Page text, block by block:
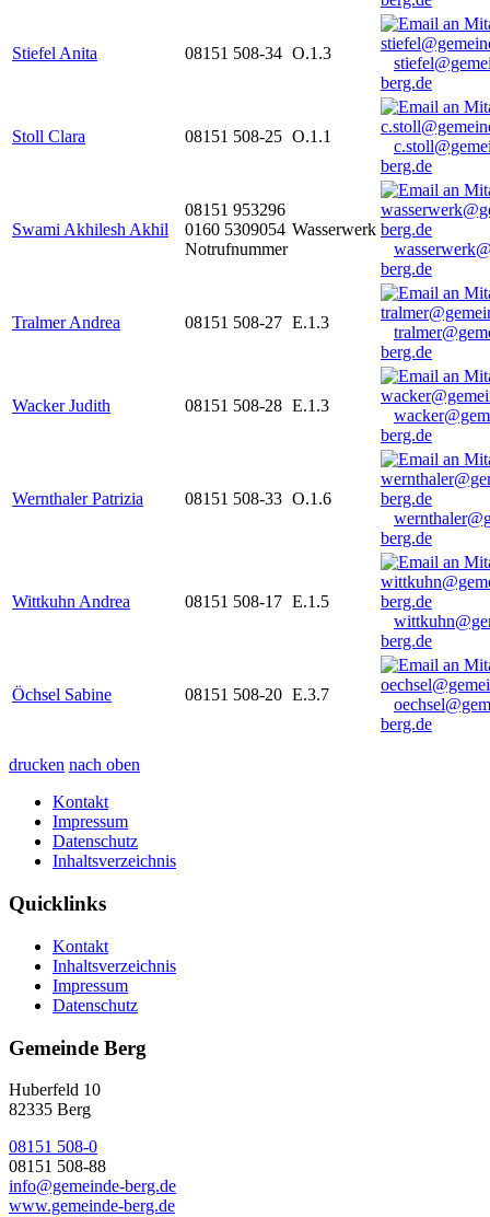
Stiefel Anita 08151 508-34 O.1.3
berg.de
Stoll Clara 08151 508-25 O.1.1
berg.de
Swami Akhilesh Akhil
08151 953296
0160 5309054
Notrufnummer
Wasserwerk
berg.de
Tralmer Andrea 08151 508-27 E.1.3
berg.de
Wacker Judith 08151 508-28 E.1.3
berg.de
Wernthaler Patrizia 08151 508-33 O.1.6
berg.de
Wittkuhn Andrea 08151 508-17 E.1.5
berg.de
Öchsel Sabine 08151 508-20 E.3.7
berg.de
drucken nach oben
Kontakt
Impressum
Datenschutz
Inhaltsverzeichnis
Quicklinks
Kontakt
Inhaltsverzeichnis
Impressum
Datenschutz
Gemeinde Berg
Huberfeld 10
82335 Berg
08151 508-0
08151 508-88
info@gemeinde-berg.de
www.gemeinde-berg.de